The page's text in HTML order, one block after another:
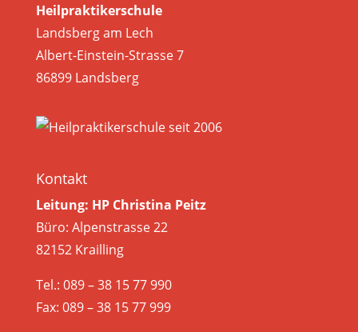
Heilpraktikerschule
Landsberg am Lech
Albert-Einstein-Strasse 7
86899 Landsberg
Kontakt
Leitung: HP Christina Peitz
Büro: Alpenstrasse 22
82152 Krailling
Tel.: 089 – 38 15 77 990
Fax: 089 – 38 15 77 999